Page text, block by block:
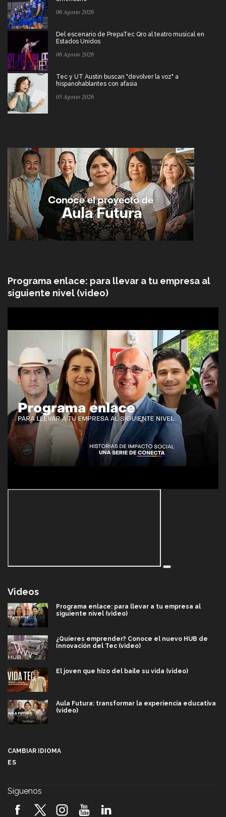
06 Agosto 2026
Del escenario de PrepaTec Qro al teatro musical en
Estados Unidos
06 Agosto 2026
Tec y UT Austin buscan "devolver la voz" a
hispanohablantes con afasia
05 Agosto 2026
Programa enlace: para llevar a tu empresa al
siguiente nivel (video)
Videos
Programa enlace: para llevar a tu empresa al
siguiente nivel (video)
¿Quieres emprender? Conoce el nuevo HUB de
Innovación del Tec (video)
El joven que hizo del baile su vida (video)
Aula Futura: transformar la experiencia educativa
(video)
2026! (video)
CAMBIAR IDIOMA
ES
Síguenos